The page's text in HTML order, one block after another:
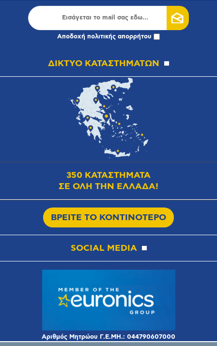
Αποδοχή πολιτικής απορρήτου
ΔΙΚΤΥΟ ΚΑΤΑΣΤΗΜΑΤΩΝ
350 ΚΑΤΑΣΤΗΜΑΤΑ
ΣΕ ΟΛΗ ΤΗΝ ΕΛΛΑΔΑ!
ΒΡΕΙΤΕ ΤΟ ΚΟΝΤΙΝΟΤΕΡΟ
SOCIAL MEDIA